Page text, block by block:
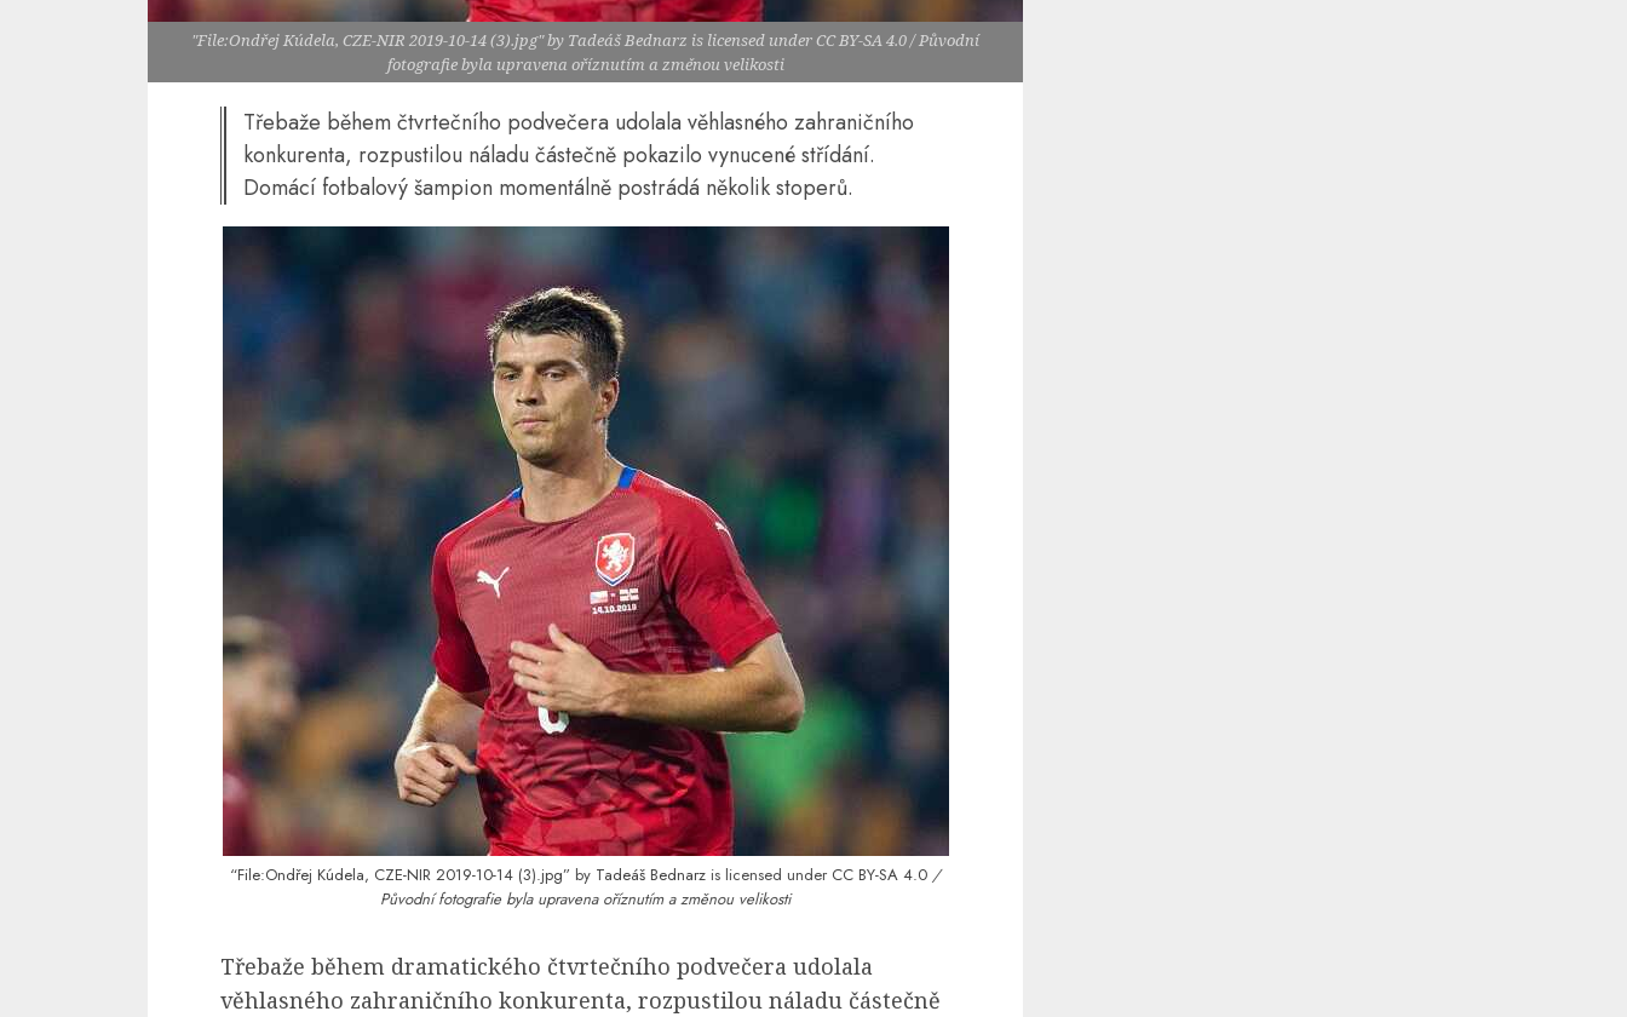
"File:Ondřej Kúdela, CZE-NIR 2019-10-14 (3).jpg" by Tadeáš Bednarz is licensed under CC BY-SA 4.0 / Původní
fotografie byla upravena oříznutím a změnou velikosti
Třebaže během čtvrtečního podvečera udolala věhlasného zahraničního
konkurenta, rozpustilou náladu částečně pokazilo vynucené střídání.
Domácí fotbalový šampion momentálně postrádá několik stoperů.
“File:Ondřej Kúdela, CZE-NIR 2019-10-14 (3).jpg” by Tadeáš Bednarz is licensed under CC BY-SA 4.0 /
Původní fotografie byla upravena oříznutím a změnou velikosti
Třebaže během dramatického čtvrtečního podvečera udolala
věhlasného zahraničního konkurenta, rozpustilou náladu částečně